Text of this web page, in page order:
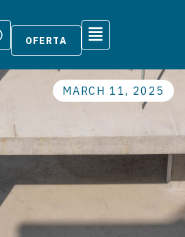
OFERTA
MARCH 11, 2025